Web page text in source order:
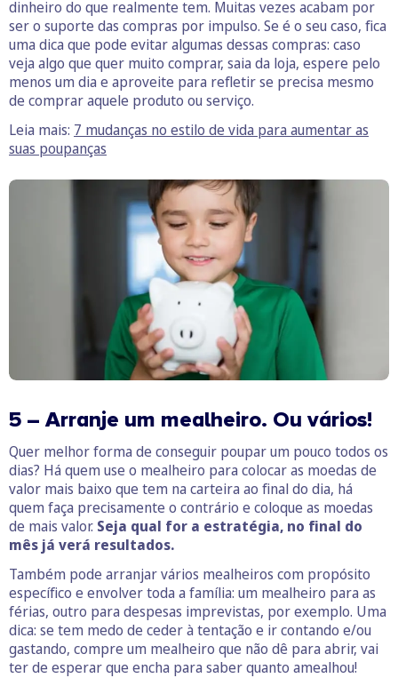
dinheiro do que realmente tem. Muitas vezes acabam por
ser o suporte das compras por impulso. Se é o seu caso, fica
uma dica que pode evitar algumas dessas compras: caso
veja algo que quer muito comprar, saia da loja, espere pelo
menos um dia e aproveite para refletir se precisa mesmo
de comprar aquele produto ou serviço.
Leia mais: 7 mudanças no estilo de vida para aumentar as
suas poupanças
5 – Arranje um mealheiro. Ou vários!
Quer melhor forma de conseguir poupar um pouco todos os
dias? Há quem use o mealheiro para colocar as moedas de
valor mais baixo que tem na carteira ao final do dia, há
quem faça precisamente o contrário e coloque as moedas
de mais valor. Seja qual for a estratégia, no final do
mês já verá resultados.
Também pode arranjar vários mealheiros com propósito
específico e envolver toda a família: um mealheiro para as
férias, outro para despesas imprevistas, por exemplo. Uma
dica: se tem medo de ceder à tentação e ir contando e/ou
gastando, compre um mealheiro que não dê para abrir, vai
ter de esperar que encha para saber quanto amealhou!